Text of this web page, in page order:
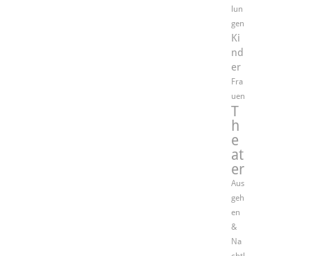
lun
gen
Ki
nd
er
Fra
uen
T
h
e
at
er
Aus
geh
en
&
Na